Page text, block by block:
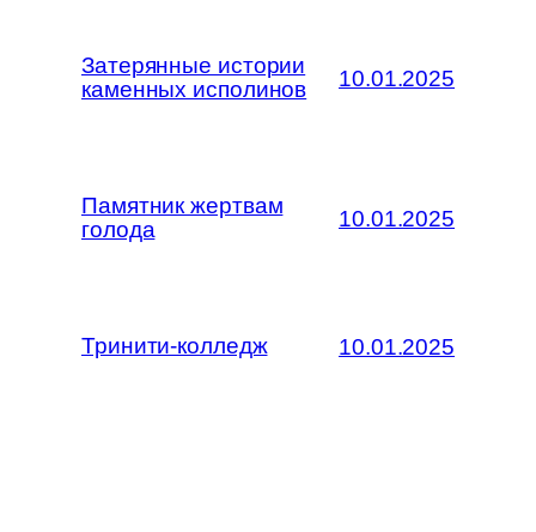
Затерянные истории
каменных исполинов
10.01.2025
Памятник жертвам
голода
10.01.2025
Тринити-колледж 10.01.2025